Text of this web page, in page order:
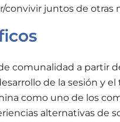
convivir juntos de otras
comunalidad a partir
de la sesión y el
como uno de los
alternativas de